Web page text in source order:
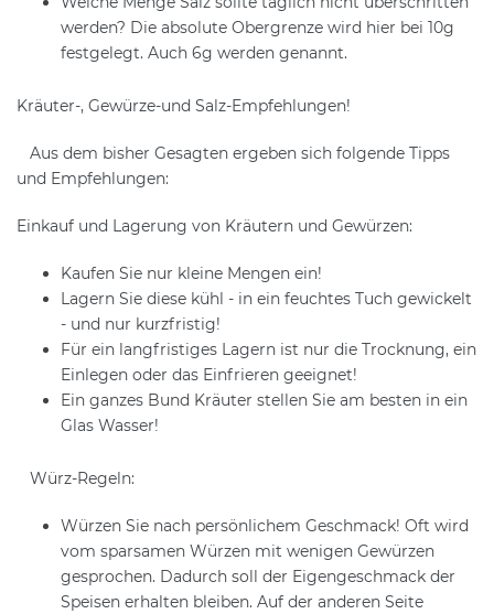
werden? Die absolute Obergrenze wird hier bei 10g
festgelegt. Auch 6g werden genannt.
Kräuter-, Gewürze-und Salz-Empfehlungen!
Aus dem bisher Gesagten ergeben sich folgende Tipps
und Empfehlungen:
Einkauf und Lagerung von Kräutern und Gewürzen:
Kaufen Sie nur kleine Mengen ein!
Lagern Sie diese kühl - in ein feuchtes Tuch gewickelt
- und nur kurzfristig!
Für ein langfristiges Lagern ist nur die Trocknung, ein
Einlegen oder das Einfrieren geeignet!
Ein ganzes Bund Kräuter stellen Sie am besten in ein
Glas Wasser!
Würz-Regeln:
Würzen Sie nach persönlichem Geschmack! Oft wird
vom sparsamen Würzen mit wenigen Gewürzen
gesprochen. Dadurch soll der Eigengeschmack der
Speisen erhalten bleiben. Auf der anderen Seite